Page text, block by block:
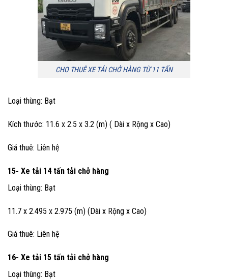
CHO THUÊ XE TẢI CHỞ HÀNG TỪ 11 TẤN
Loại thùng: Bạt
Kích thước: 11.6 x 2.5 x 3.2 (m) ( Dài x Rộng x Cao)
Giá thuê: Liên hệ
15- Xe tải 14 tấn tải chở hàng
Loại thùng: Bạt
11.7 x 2.495 x 2.975 (m) (Dài x Rộng x Cao)
Giá thuê: Liên hệ
16- Xe tải 15 tấn tải chở hàng
Loại thùng: Bạt